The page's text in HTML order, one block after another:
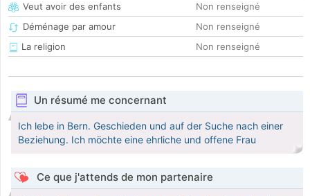
Veut avoir des enfants
Non renseigné
Déménage par amour
Non renseigné
La religion
Non renseigné
Un résumé me concernant
Ich lebe in Bern. Geschieden und auf der Suche nach einer
Beziehung. Ich möchte eine ehrliche und offene Frau
Ce que j'attends de mon partenaire